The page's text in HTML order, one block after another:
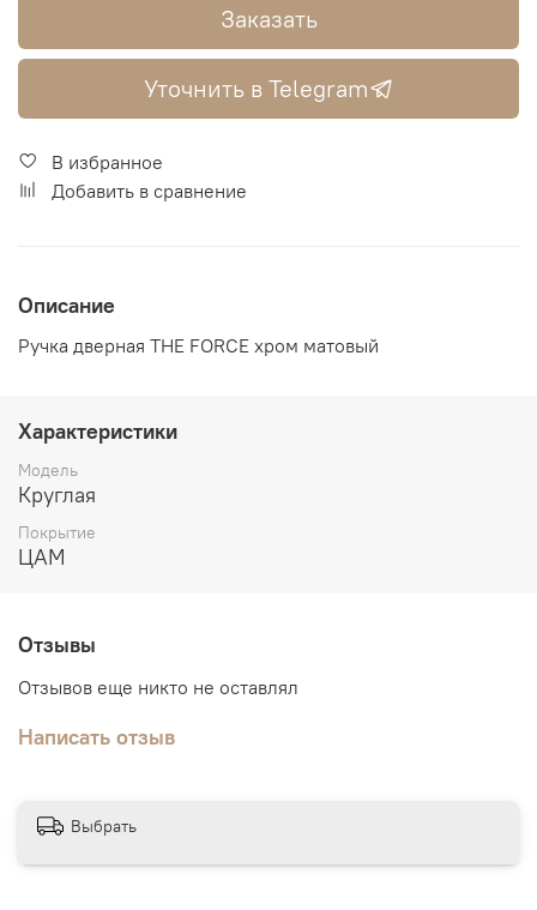
Заказать
Уточнить в Telegram
В избранное
Добавить в сравнение
Описание
Ручка дверная THE FORCE хром матовый
Характеристики
Модель
Круглая
Покрытие
ЦАМ
Отзывы
Отзывов еще никто не оставлял
Написать отзыв
Выбрать